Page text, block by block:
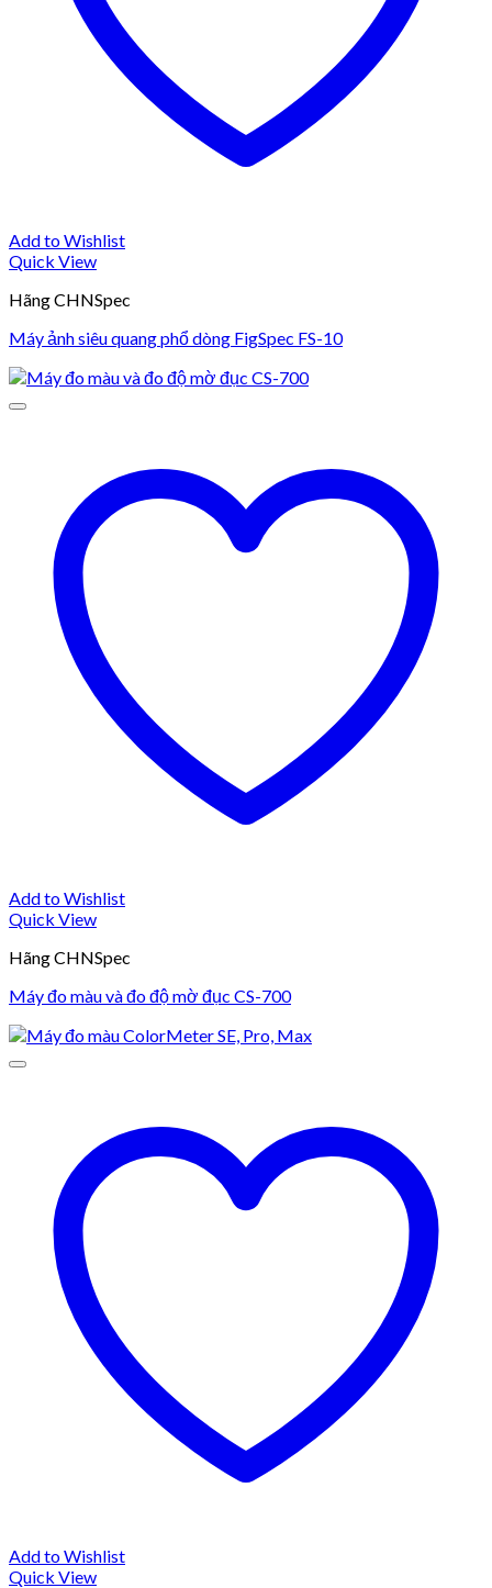
Add to Wishlist
Quick View
Hãng CHNSpec
Máy ảnh siêu quang phổ dòng FigSpec FS-10
Add to Wishlist
Quick View
Hãng CHNSpec
Máy đo màu và đo độ mờ đục CS-700
Add to Wishlist
Quick View